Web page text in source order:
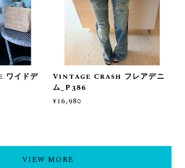
イドデ
Vintage Crash フレアデニ
ム_P386
¥16,980
VIEW MORE